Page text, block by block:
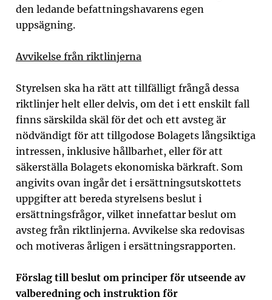
den ledande befattningshavarens egen
uppsägning.
Avvikelse från riktlinjerna
Styrelsen ska ha rätt att tillfälligt frångå dessa
riktlinjer helt eller delvis, om det i ett enskilt fall
finns särskilda skäl för det och ett avsteg är
nödvändigt för att tillgodose Bolagets långsiktiga
intressen, inklusive hållbarhet, eller för att
säkerställa Bolagets ekonomiska bärkraft. Som
angivits ovan ingår det i ersättningsutskottets
uppgifter att bereda styrelsens beslut i
ersättningsfrågor, vilket innefattar beslut om
avsteg från riktlinjerna. Avvikelse ska redovisas
och motiveras årligen i ersättningsrapporten.
Förslag till beslut om principer för utseende av
valberedning och instruktion för